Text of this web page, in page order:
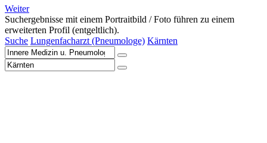
Weiter
Suchergebnisse mit einem Portraitbild / Foto führen zu einem
erweiterten Profil (entgeltlich).
Suche Lungenfacharzt (Pneumologe) Kärnten